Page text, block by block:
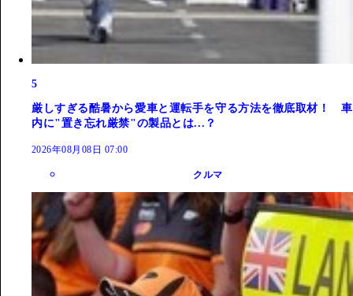
5
厳しすぎる酷暑から愛車と運転手を守る方法を徹底取材！ 車
内に"置き忘れ厳禁"の製品とは...？
2026年08月08日 07:00
クルマ